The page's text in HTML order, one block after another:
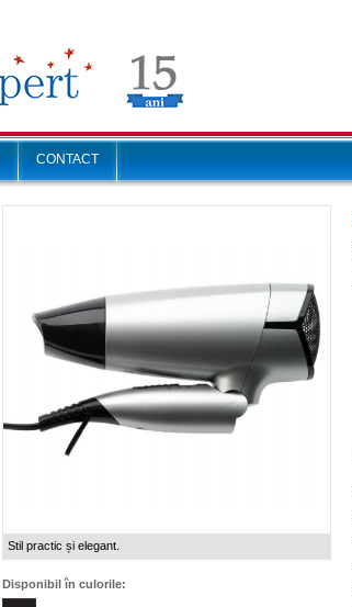
CONTACT
Stil practic și elegant.
Disponibil în culorile: